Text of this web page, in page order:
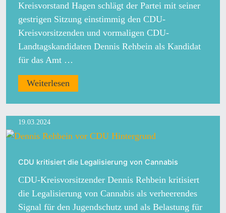
Kreisvorstand Hagen schlägt der Partei mit seiner
gestrigen Sitzung einstimmig den CDU-
Kreisvorsitzenden und vormaligen CDU-
Landtagskandidaten Dennis Rehbein als Kandidat
für das Amt …
Weiterlesen
19.03.2024
CDU kritisiert die Legalisierung von Cannabis
CDU-Kreisvorsitzender Dennis Rehbein kritisiert
die Legalisierung von Cannabis als verheerendes
Signal für den Jugendschutz und als Belastung für